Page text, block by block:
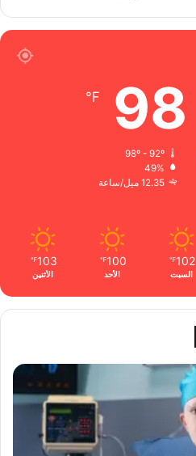
98
℉
98º - 92º
49%
12.35 ميل/ساعة
102
℉
السبت
100
℉
الأحد
103
℉
الأثنين